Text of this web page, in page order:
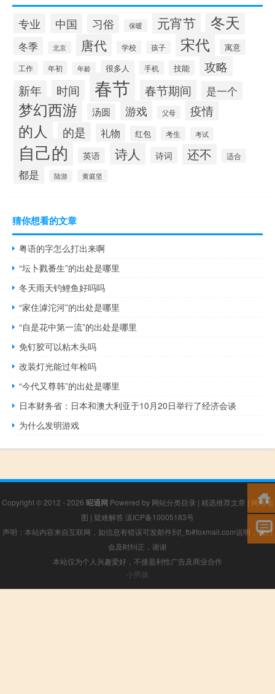
专业 中国 习俗 保暖 元宵节 冬天
冬季 北京 唐代 学校 孩子 宋代 寓意
工作 年初 年龄 很多人 手机 技能 攻略
新年 时间 春节 春节期间 是一个
梦幻西游 汤圆 游戏 父母 疫情
的人 的是 礼物 红包 考生 考试
自己的 英语 诗人 诗词 还不 适合
都是 陆游 黄庭坚
猜你想看的文章
粤语的字怎么打出来啊
“坛卜戮番生”的出处是哪里
冬天雨天钓鲤鱼好吗吗
“家住滹沱河”的出处是哪里
“自是花中第一流”的出处是哪里
免钉胶可以粘木头吗
改装灯光能过年检吗
“今代又尊韩”的出处是哪里
日本财务省：日本和澳大利亚于10月20日举行了经济会谈
为什么发明游戏
Copyright © 2012 - 2026 昭通网 Powered by 网站分类目录 | 精选推荐文章 | 网站地
图 | 疑难解答 滇ICP备10005183号
声明：本站内容来自互联网，如信息有错误可发邮件到f_fb#foxmail.com说明，我们
会及时纠正，谢谢
本站仅为个人兴趣爱好，不接盈利性广告及商业合作
小男孩